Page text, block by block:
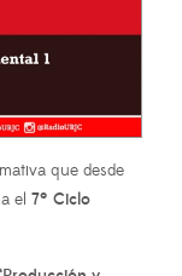
que desde
el 7º Ciclo